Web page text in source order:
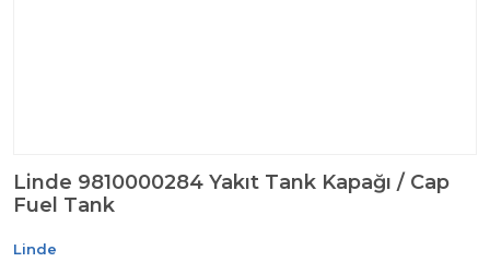
Linde 9810000284 Yakıt Tank Kapağı / Cap
Fuel Tank
Linde